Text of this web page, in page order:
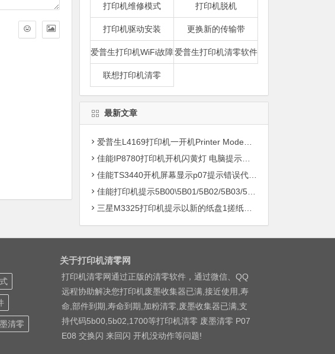
打印机维修模式 打印机脱机
打印机驱动安装 更换新的传输带
爱普生打印机WiFi故障爱普生打印机清零软件
联想打印机清零
最新文章
爱普生L4169打印机一开机Printer Mode故障主板维修
佳能IP8780打印机开机闪黄灯 电脑提示错误5B00快速解决方案清零
佳能TS3440开机屏幕显示p07提示错误代码5B00快速解决方案 清零
佳能打印机提示5B00\5B01/5B02/5B03/5B04/5B11/5B12/5B13/5B14/1700/1702/1703/1704
三星M3325打印机提示以新的纸盘1搓纸轮进行更换
清零
关于打印机清零网
打印机清零网通过正版的清零软件，通过微信、QQ
远程协助解决您打印机废墨收集器已满,接近使用,寿
命,部件到期,寿命到期,加粉清零,废墨收集器已满,支
持代码5b00,5b02,1700等打印机清零 废墨清零 P07
E08 交换闪 来回闪 开机没动作等问题!